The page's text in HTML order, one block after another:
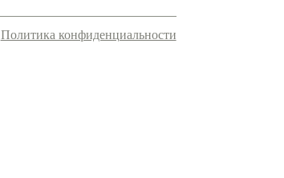
Политика конфиденциальности